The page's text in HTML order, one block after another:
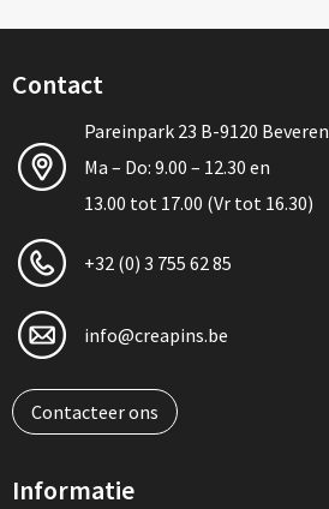
Contact
Pareinpark 23 B-9120 Beveren
Ma – Do: 9.00 – 12.30 en
13.00 tot 17.00 (Vr tot 16.30)
+32 (0) 3 755 62 85
info@creapins.be
Contacteer ons
Informatie